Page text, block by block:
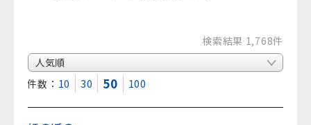
検索結果 1,768件
表示件数： 10 30 50 100